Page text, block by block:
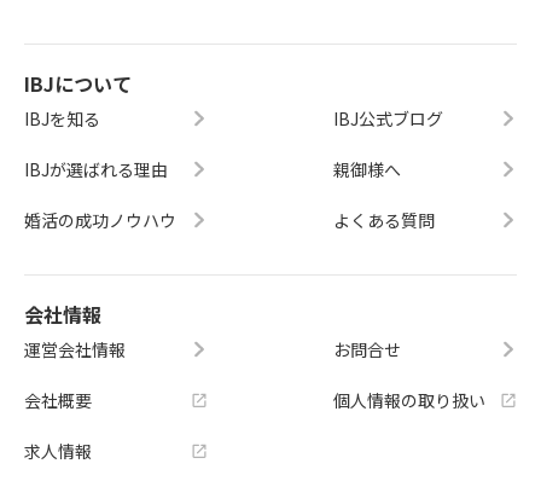
IBJについて
IBJを知る
IBJが選ばれる理由
婚活の成功ノウハウ
IBJ公式ブログ
親御様へ
よくある質問
会社情報
運営会社情報
会社概要
求人情報
お問合せ
個人情報の取り扱い